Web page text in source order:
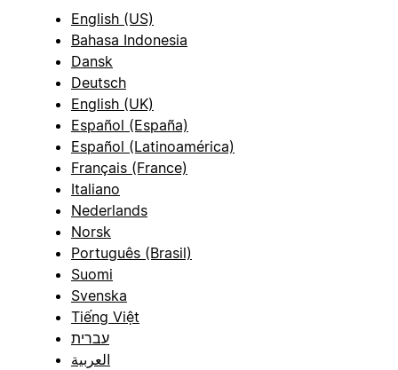
English (US)
Bahasa Indonesia
Dansk
Deutsch
English (UK)
Español (España)
Español (Latinoamérica)
Français (France)
Italiano
Nederlands
Norsk
Português (Brasil)
Suomi
Svenska
Tiếng Việt
עברית
العربية